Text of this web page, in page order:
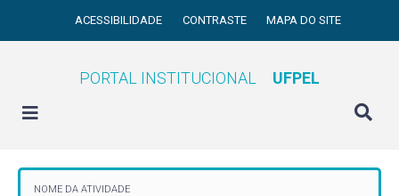
ACESSIBILIDADE CONTRASTE MAPA DO SITE
PORTAL INSTITUCIONAL UFPEL
NOME DA ATIVIDADE